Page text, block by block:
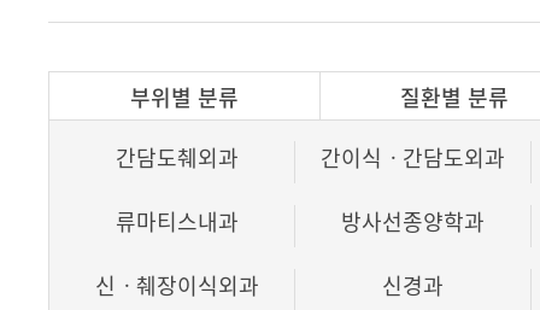
부위별 분류
질환별 분류
간담도췌외과
간이식ㆍ간담도외과
류마티스내과
방사선종양학과
신ㆍ췌장이식외과
신경과